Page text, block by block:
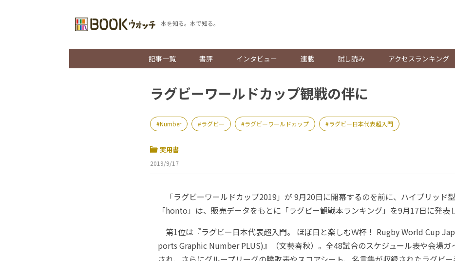
本を知る。本で知る。
記事一覧 書評 インタビュー 連載 試し読み アクセスランキング
ラグビーワールドカップ観戦の伴に
Number ラグビー ラグビーワールドカップ ラグビー日本代表超入門
実用書
2019/9/17
「ラグビーワールドカップ2019」が 9月20日に開幕するのを前に、ハイブリッド
「honto」は、販売データをもとに「ラグビー観戦本ランキング」を9月17日に発表
第1位は『ラグビー日本代表超入門。 ほぼ日と楽しむＷ杯！ Rugby World Cup
ports Graphic Number PLUS)』（文藝春秋）。全48試合のスケジュール表や会場ガ